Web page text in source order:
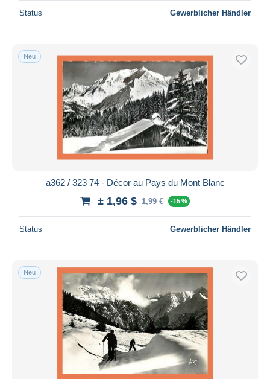
Status Gewerblicher Händler
Neu
a362 / 323 74 - Décor au Pays du Mont Blanc
± 1,96 $ 1,99 € -15 %
Status Gewerblicher Händler
Neu